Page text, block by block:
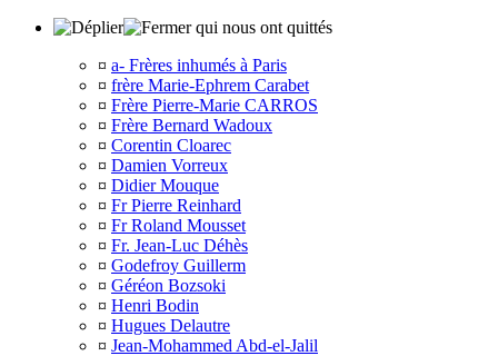
qui nous ont quittés
¤ a- Frères inhumés à Paris
¤ frère Marie-Ephrem Carabet
¤ Frère Pierre-Marie CARROS
¤ Frère Bernard Wadoux
¤ Corentin Cloarec
¤ Damien Vorreux
¤ Didier Mouque
¤ Fr Pierre Reinhard
¤ Fr Roland Mousset
¤ Fr. Jean-Luc Déhès
¤ Godefroy Guillerm
¤ Géréon Bozsoki
¤ Henri Bodin
¤ Hugues Delautre
¤ Jean-Mohammed Abd-el-Jalil